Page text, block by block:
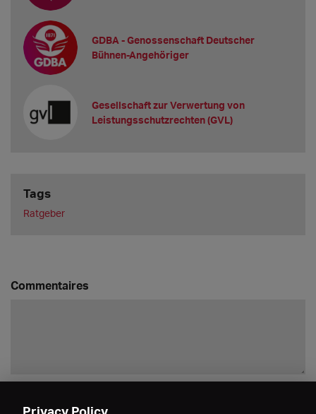
GDBA - Genossenschaft Deutscher
Bühnen-Angehöriger
Gesellschaft zur Verwertung von
Leistungsschutzrechten (GVL)
Tags
Ratgeber
Commentaires